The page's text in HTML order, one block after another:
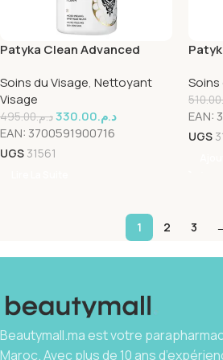
Patyka Clean Advanced
Soins du Visage, Nettoyant
Visage
د.م.495.00 د.م.330.00
EAN: 3700591900716
UGS 31561
Soins
510.00
EAN:
UGS
1 2 3
Beautymall.ma est votre
Maroc. Avec plus de 10 ans